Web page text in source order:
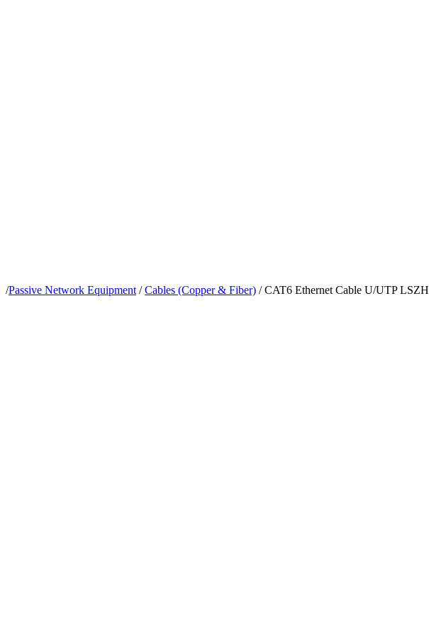
/Passive Network Equipment /Cables (Copper & Fiber) /CAT6 Ethernet Cable U/UTP LSZH